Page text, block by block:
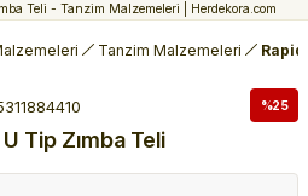
Tanzim Malzemeleri
%25
Tip Zımba Teli